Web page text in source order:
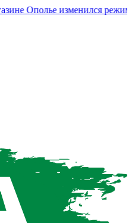
Ополье изменился режим